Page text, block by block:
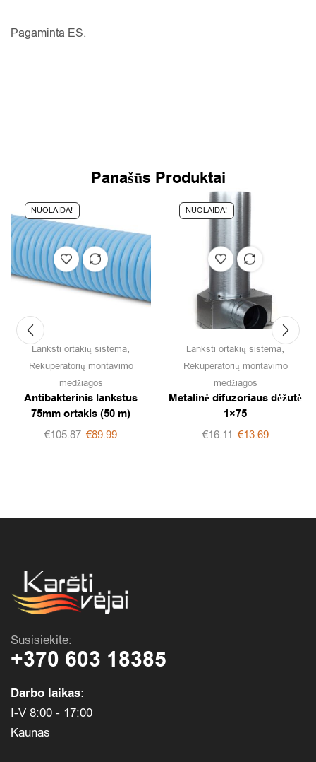
Pagaminta ES.
Panašūs Produktai
NUOLAIDA!
Lanksti ortakių sistema,
Rekuperatorių montavimo
medžiagos
Antibakterinis lankstus
75mm ortakis (50 m)
€105.87 €89.99
NUOLAIDA!
Lanksti ortakių sistema,
Rekuperatorių montavimo
medžiagos
Metalinė difuzoriaus dėžutė
1×75
€16.11 €13.69
Susisiekite:
+370 603 18385
Darbo laikas:
I-V 8:00 - 17:00
Kaunas